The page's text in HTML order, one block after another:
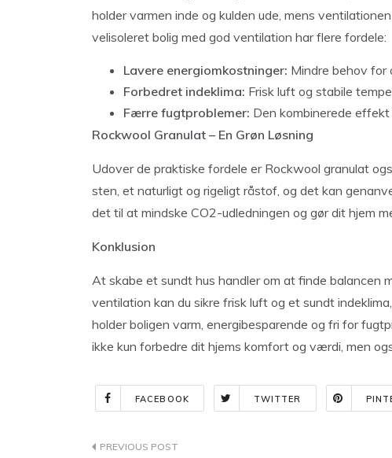
holder varmen inde og kulden ude, mens
velisoleret bolig med god ventilation har flere fordele:
Lavere energiomkostninger: Mindre behov for
Forbedret indeklima: Frisk luft og stabile
Færre fugtproblemer: Den kombinerede
Rockwool Granulat – En Grøn Løsning
Udover de praktiske fordele er Rockwool granulat
sten, et naturligt og rigeligt råstof, og det kan
det til at mindske CO2-udledningen og gør dit hjem
Konklusion
At skabe et sundt hus handler om at finde balancen
ventilation kan du sikre frisk luft og et sundt
holder boligen varm, energibesparende og fri for
ikke kun forbedre dit hjems komfort og værdi, men
FACEBOOK TWITTER
Indlægsnavigation